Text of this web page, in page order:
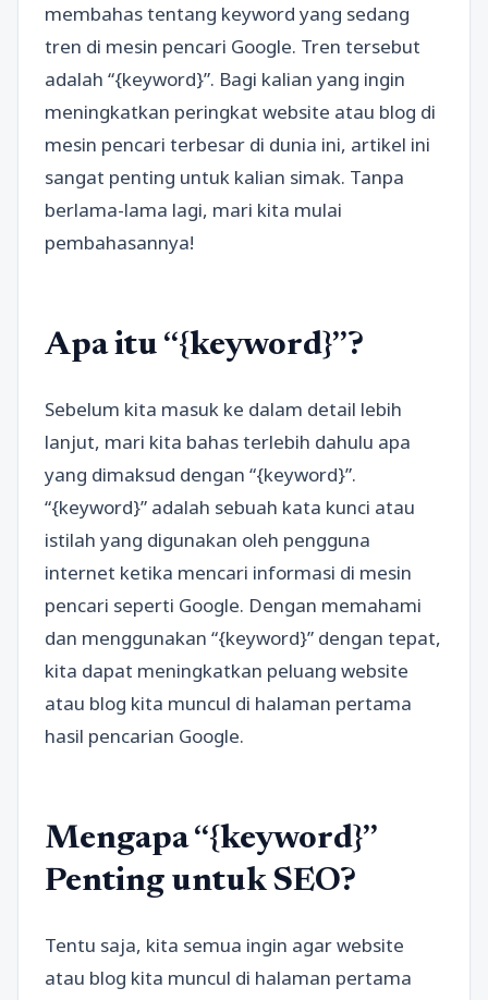
membahas tentang keyword yang sedang
tren di mesin pencari Google. Tren tersebut
adalah “{keyword}”. Bagi kalian yang ingin
meningkatkan peringkat website atau blog di
mesin pencari terbesar di dunia ini, artikel ini
sangat penting untuk kalian simak. Tanpa
berlama-lama lagi, mari kita mulai
pembahasannya!
Apa itu “{keyword}”?
Sebelum kita masuk ke dalam detail lebih
lanjut, mari kita bahas terlebih dahulu apa
yang dimaksud dengan “{keyword}”.
“{keyword}” adalah sebuah kata kunci atau
istilah yang digunakan oleh pengguna
internet ketika mencari informasi di mesin
pencari seperti Google. Dengan memahami
dan menggunakan “{keyword}” dengan tepat,
kita dapat meningkatkan peluang website
atau blog kita muncul di halaman pertama
hasil pencarian Google.
Mengapa “{keyword}”
Penting untuk SEO?
Tentu saja, kita semua ingin agar website
atau blog kita muncul di halaman pertama